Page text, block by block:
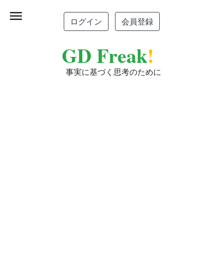
ログイン 会員登録
GD Freak!
事実に基づく思考のために
menu